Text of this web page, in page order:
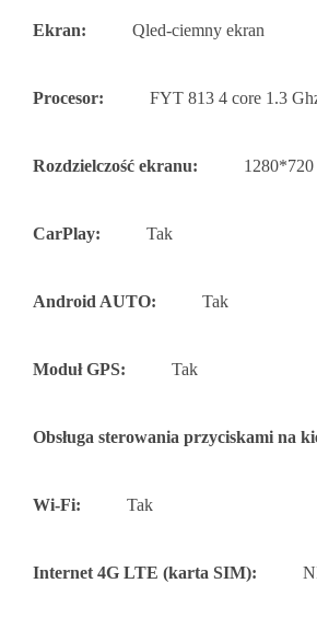
Ekran: Qled-ciemny ekran
Procesor: FYT 813 4 core 1.3
Rozdzielczość ekranu: 1280*720
CarPlay: Tak
Android AUTO: Tak
Moduł GPS: Tak
Obsługa sterowania przyciskami na
Wi-Fi: Tak
Internet 4G LTE (karta SIM):